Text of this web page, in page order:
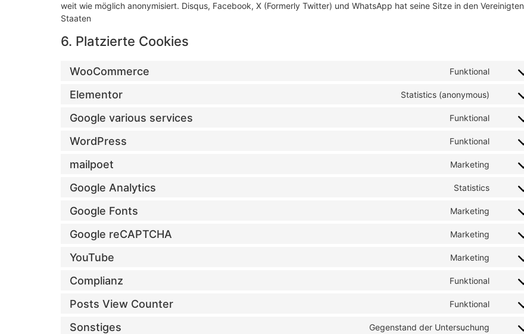
weit wie möglich anonymisiert. Disqus, Facebook, X (Formerly Twitter) und WhatsApp hat seine Sitze in den Vereinigten
Staaten
6. Platzierte Cookies
WooCommerce Funktional
Elementor Statistics (anonymous)
Google various services Funktional
WordPress Funktional
mailpoet Marketing
Google Analytics Statistics
Google Fonts Marketing
Google reCAPTCHA Marketing
YouTube Marketing
Complianz Funktional
Posts View Counter Funktional
Sonstiges Gegenstand der Untersuchung